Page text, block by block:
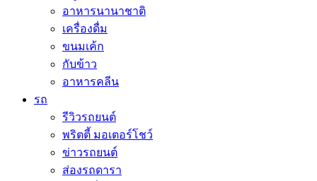
อาหารนานาชาติ
เครื่องดื่ม
ขนมเค้ก
กับข้าว
อาหารคลีน
รถ
รีวิวรถยนต์
พริตตี้ มอเตอร์โชว์
ข่าวรถยนต์
ส่องรถดารา